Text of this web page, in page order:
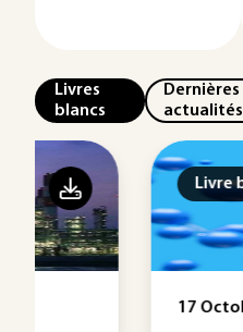
Livres
blancs
Dernières
actualités
Livre blanc
17 Octobre 2023